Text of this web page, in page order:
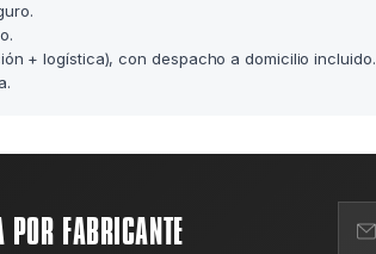
+ logística), con despacho a domicilio incluido.
POR FABRICANTE